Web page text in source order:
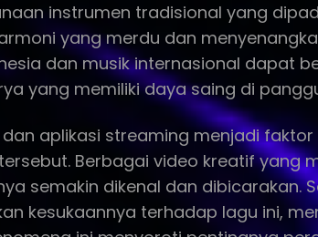
instrumen tradisional yang
yang merdu dan
dan musik internasional dapat
yang memiliki daya saing di
aplikasi streaming menjadi
Berbagai video kreatif yang
semakin dikenal dan dibicarakan.
kesukaannya terhadap lagu ini,